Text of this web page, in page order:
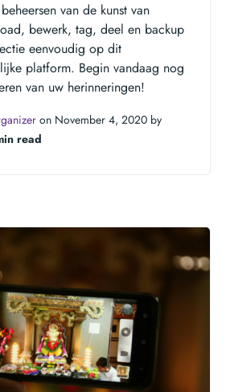
van de kunst van
bewerk, tag, deel en backup
eenvoudig op dit
platform. Begin vandaag nog
van uw herinneringen!
on November 4, 2020 by
read